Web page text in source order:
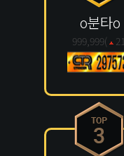
o분타o
999,999( 21